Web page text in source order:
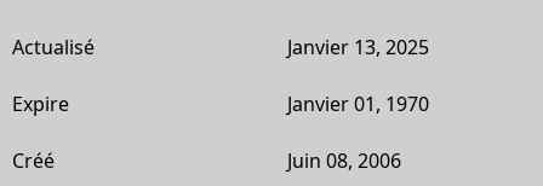
Actualisé Janvier 13, 2025
Expire Janvier 01, 1970
Créé Juin 08, 2006